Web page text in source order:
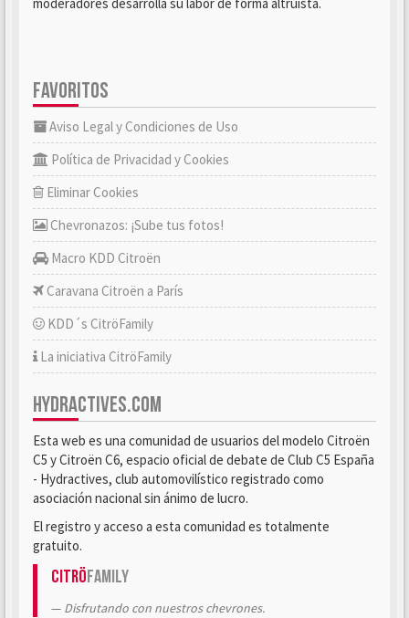
FAVORITOS
Aviso Legal y Condiciones de Uso
Política de Privacidad y Cookies
Eliminar Cookies
Chevronazos: ¡Sube tus fotos!
Macro KDD Citroën
Caravana Citroën a París
KDD´s CitröFamily
La iniciativa CitröFamily
HYDRACTIVES.COM
Esta web es una comunidad de usuarios del modelo Citroën
C5 y Citroën C6, espacio oficial de debate de Club C5 España
- Hydractives, club automovilístico registrado como
asociación nacional sin ánimo de lucro.
El registro y acceso a esta comunidad es totalmente
gratuito.
CitröFamily
Disfrutando con nuestros chevrones.